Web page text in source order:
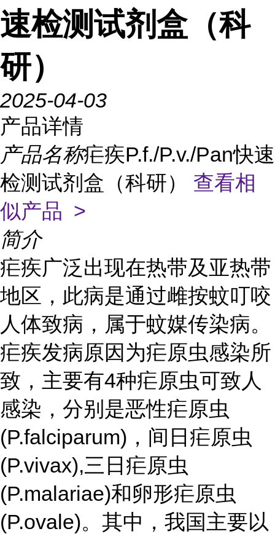
速检测试剂盒（科
研）
2025-04-03
产品详情
产品名称疟疾P.f./P.v./Pan快速
检测试剂盒（科研） 查看相
似产品 >
简介
疟疾广泛出现在热带及亚热带
地区，此病是通过雌按蚊叮咬
人体致病，属于蚊媒传染病。
疟疾发病原因为疟原虫感染所
致，主要有4种疟原虫可致人
感染，分别是恶性疟原虫
(P.falciparum)，间日疟原虫
(P.vivax),三日疟原虫
(P.malariae)和卵形疟原虫
(P.ovale)。其中，我国主要以